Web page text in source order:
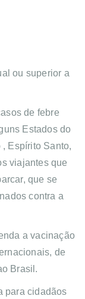
ou superior a
de febre
Estados do
Espírito Santo,
viajantes que
que se
contra a
a vacinação
de
Brasil.
para cidadãos